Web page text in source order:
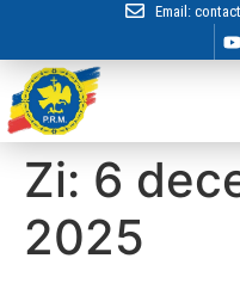
Email:
Zi: 6
2025